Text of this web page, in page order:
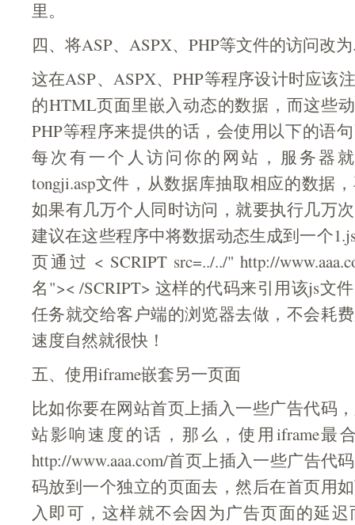
里。
四、将ASP、ASPX、PHP等文件的访问改
这在ASP、ASPX、PHP等程序设计时应该
的HTML页面里嵌入动态的数据，而这些
PHP等程序来提供的话，会使用以下的语
每次有一个人访问你的网站，服务器
tongji.asp文件，从数据库抽取相应的数据
如果有几万个人同时访问，就要执行几万
建议在这些程序中将数据动态生成到一个
页通过 < SCRIPT src=../../" http://
名">< /SCRIPT> 这样的代码来引用该js文
任务就交给客户端的浏览器去做，不会耗
速度自然就很快！
五、使用iframe嵌套另一页面
比如你要在网站首页上插入一些广告代码
站影响速度的话，那么，使用iframe最
http://www.aaa.com/首页上插入一些广告代
码放到一个独立的页面去，然后在首页用
入即可，这样就不会因为广告页面的延